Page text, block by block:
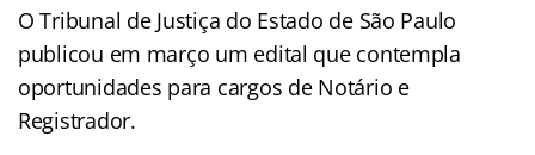
O Tribunal de Justiça do Estado de São Paulo
publicou em março um edital que contempla
oportunidades para cargos de Notário e
Registrador.